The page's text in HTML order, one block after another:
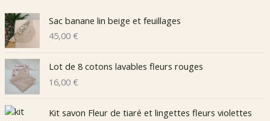
Sac banane lin beige et feuillages
45,00 €
Lot de 8 cotons lavables fleurs rouges
16,00 €
Kit savon Fleur de tiaré et lingettes fleurs violettes